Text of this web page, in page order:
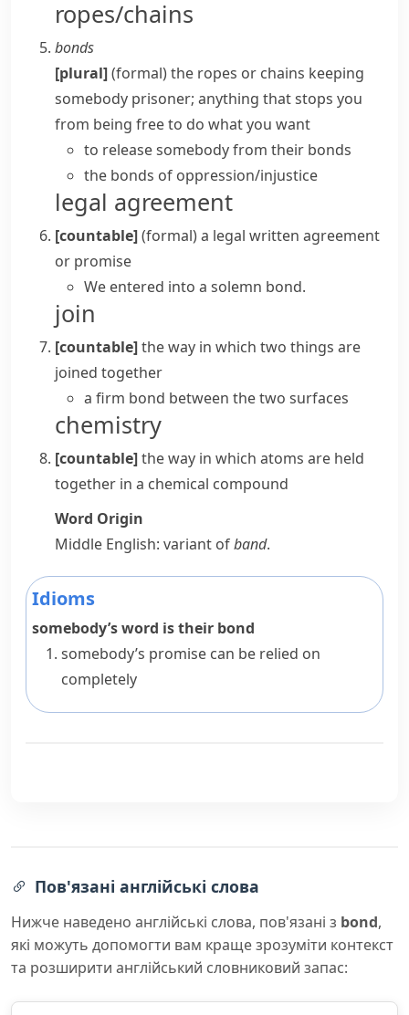
ropes/chains
bonds
[plural](formal)the ropes or chains keeping
somebody prisoner; anything that stops you
from being free to do what you want
to release somebody from their bonds
the bonds of oppression/injustice
legal agreement
[countable](formal)a legal written agreement
or promise
We entered into a solemn bond.
join
[countable]the way in which two things are
joined together
a firm bond between the two surfaces
chemistry
[countable]the way in which atoms are held
together in a chemical compound
Word Origin
Middle English: variant ofband.
Idioms
somebody’s word is their bond
somebody’s promise can be relied on
completely
Пов'язані англійські слова
Нижче наведено англійські слова, пов'язані з bond,
які можуть допомогти вам краще зрозуміти контекст
та розширити англійський словниковий запас: